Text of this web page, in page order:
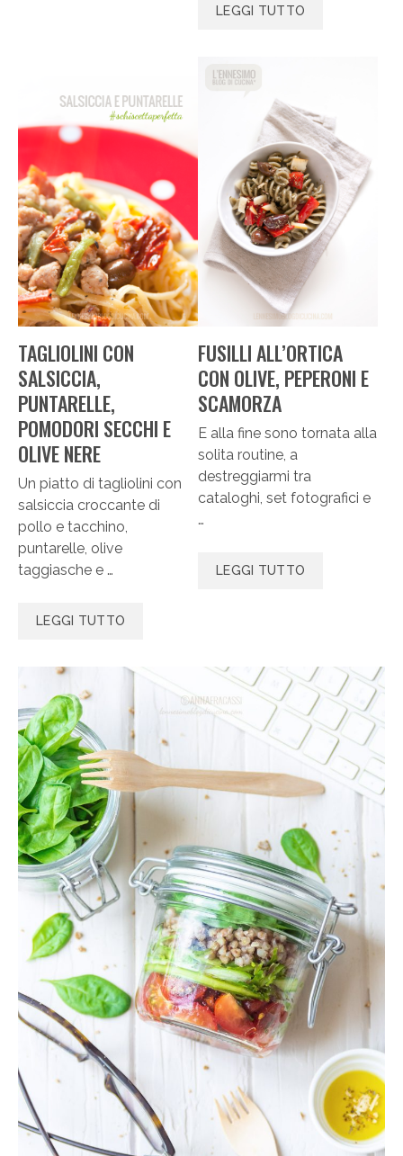
LEGGI TUTTO
TAGLIOLINI CON
SALSICCIA,
PUNTARELLE,
POMODORI SECCHI E
OLIVE NERE
Un piatto di tagliolini con
salsiccia croccante di
pollo e tacchino,
puntarelle, olive
taggiasche e …
LEGGI TUTTO
FUSILLI ALL’ORTICA
CON OLIVE, PEPERONI E
SCAMORZA
E alla fine sono tornata alla
solita routine, a
destreggiarmi tra
cataloghi, set fotografici e
…
LEGGI TUTTO